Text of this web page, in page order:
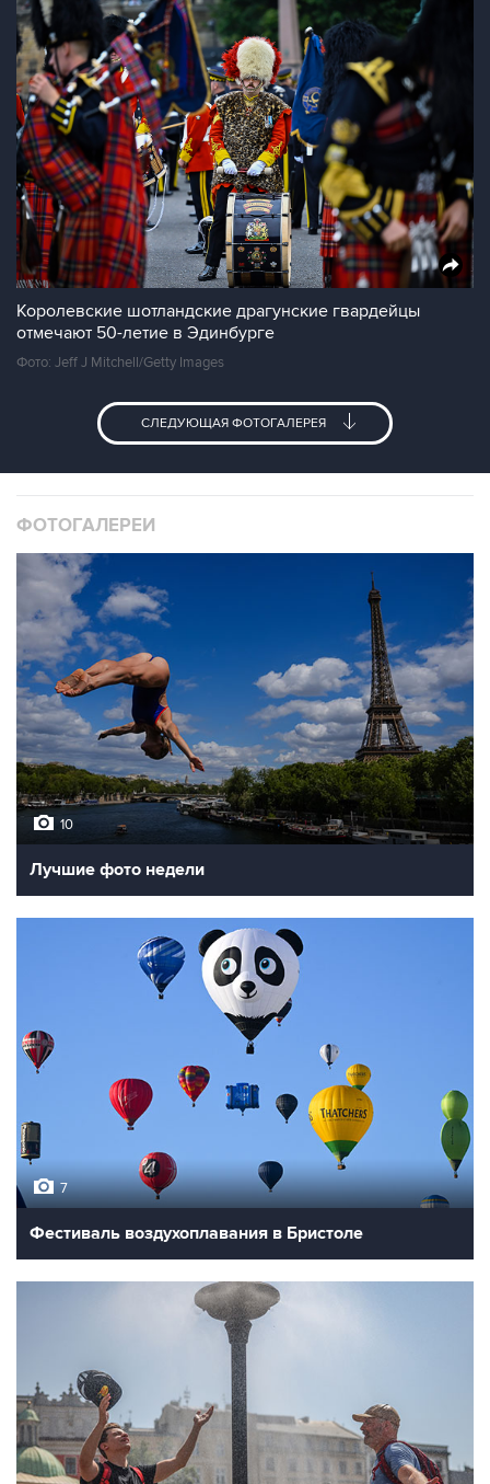
Королевские шотландские драгунские гвардейцы
отмечают 50-летие в Эдинбурге
Фото: Jeff J Mitchell/Getty Images
СЛЕДУЮЩАЯ ФОТОГАЛЕРЕЯ
ФОТОГАЛЕРЕИ
10
Лучшие фото недели
7
Фестиваль воздухоплавания в Бристоле